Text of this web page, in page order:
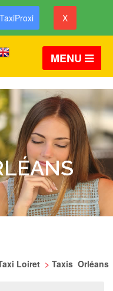
X
MENU
Loiret > Taxis Orléans